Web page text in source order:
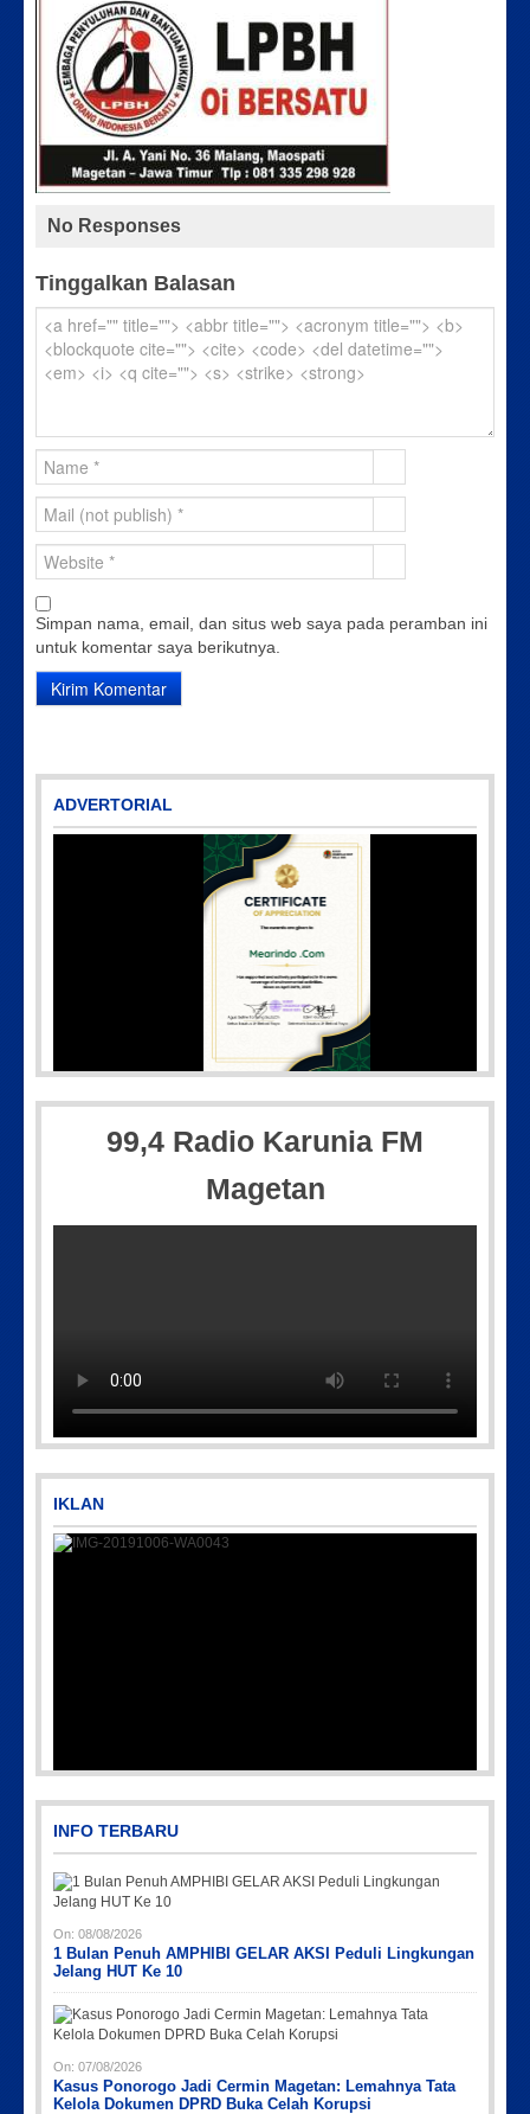
No Responses
Tinggalkan Balasan
Simpan nama, email, dan situs web saya pada peramban ini
untuk komentar saya berikutnya.
ADVERTORIAL
IMG-20250501-WA0005
99,4 Radio Karunia FM
Magetan
IKLAN
IMG_20230730_152959
Picsart_23-04-10_00-36-15-097
Picsart_23-04-12_11-55-35-604
Picsart_23-04-12_12-24-51-034
IMG-20191006-WA0043
INFO TERBARU
On: 08/08/2026
1 Bulan Penuh AMPHIBI GELAR AKSI Peduli Lingkungan
Jelang HUT Ke 10
On: 07/08/2026
Kasus Ponorogo Jadi Cermin Magetan: Lemahnya Tata
Kelola Dokumen DPRD Buka Celah Korupsi